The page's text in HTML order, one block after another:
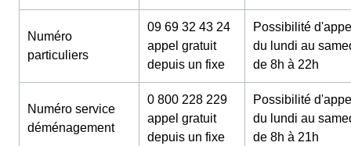
Numéro
particuliers
09 69 32 43 24
appel gratuit
depuis un fixe
Possibilité
du lundi au
de 8h à 22h
Numéro service
déménagement
0 800 228 229
appel gratuit
depuis un fixe
Possibilité
du lundi au
de 8h à 21h